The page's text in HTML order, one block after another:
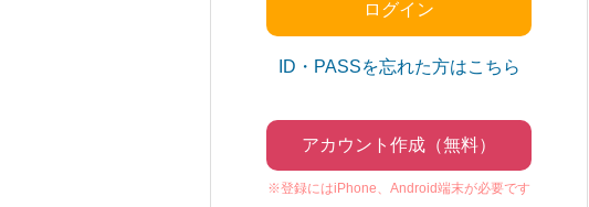
ID・PASSを忘れた方はこちら
アカウント作成（無料）
※登録にはiPhone、Android端末が必要です